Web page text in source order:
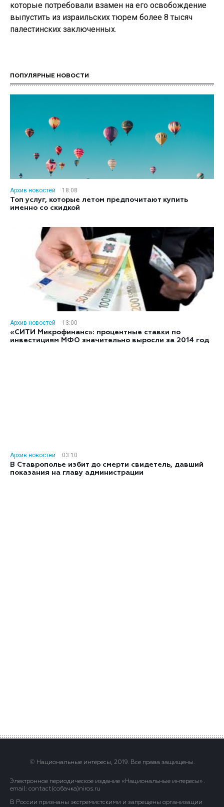
которые потребовали взамен на его освобождение
выпустить из израильских тюрем более 8 тысяч
палестинских заключенных.
ПОПУЛЯРНЫЕ НОВОСТИ
Архив новостей
18:08
Топ услуг, которые летом предпочитают купить
именно со скидкой
Архив новостей
13:00
«СИТИ Микрофинанс»: процентные ставки по
инвестициям МФО значительно выросли за 2014 год
Архив новостей
03:10
В Ставрополье избит до смерти свидетель, давший
показания на главу администрации
© Национальные интересы, 2019. Все права защищены.
Электронное периодическое издание «Национальные интересы» .
email: contact(сoбaчка)niros.ru
В России признаны экстремистскими и запрещены организации